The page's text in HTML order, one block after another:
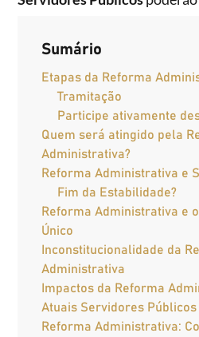
Sumário
Etapas da Reforma
Tramitação
Participe ativamente
Quem será atingido pela
Administrativa?
Reforma Administrativa e
Fim da Estabilidade?
Reforma Administrativa e
Único
Inconstitucionalidade da
Administrativa
Impactos da Reforma
Atuais Servidores Públicos
Reforma Administrativa: